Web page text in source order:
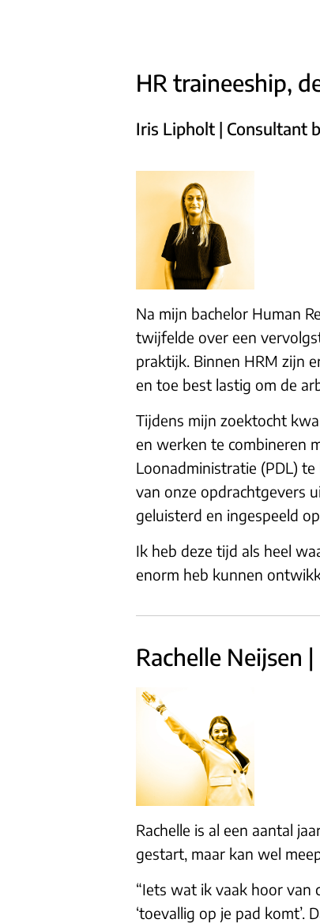
HR traineeship,
Iris Lipholt | Consultant
Na mijn bachelor Human
twijfelde over een
praktijk. Binnen HRM zijn
en toe best lastig om de
Tijdens mijn zoektocht
en werken te combineren
Loonadministratie (PDL)
van onze opdrachtgevers
geluisterd en ingespeeld
Ik heb deze tijd als heel
enorm heb kunnen
Rachelle Neijsen
Rachelle is al een aantal
gestart, maar kan wel
“Iets wat ik vaak hoor van
‘toevallig op je pad